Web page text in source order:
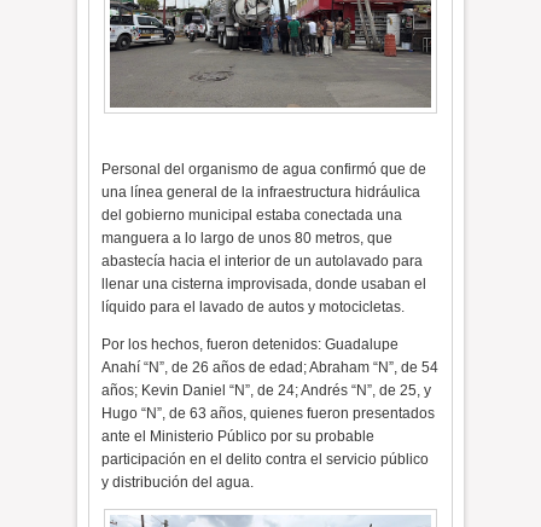
Personal del organismo de agua confirmó que de
una línea general de la infraestructura hidráulica
del gobierno municipal estaba conectada una
manguera a lo largo de unos 80 metros, que
abastecía hacia el interior de un autolavado para
llenar una cisterna improvisada, donde usaban el
líquido para el lavado de autos y motocicletas.
Por los hechos, fueron detenidos: Guadalupe
Anahí “N”, de 26 años de edad; Abraham “N”, de 54
años; Kevin Daniel “N”, de 24; Andrés “N”, de 25, y
Hugo “N”, de 63 años, quienes fueron presentados
ante el Ministerio Público por su probable
participación en el delito contra el servicio público
y distribución del agua.